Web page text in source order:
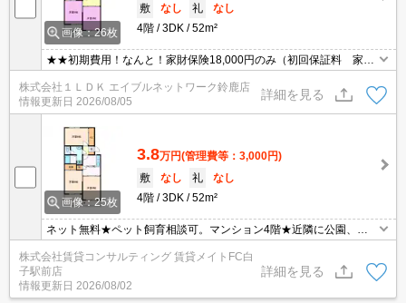
画像：26枚
敷
なし 礼
なし
4階
3DK 52m²
★★初期費用！なんと！家財保険18,000円のみ（初回保証料 家主
はグリーンの看板「エイブル」まで☆
株式会社１ＬＤＫ エイブルネットワーク鈴鹿店
情報更新日 2026/08/05
詳細を見る
画像：25枚
3.8万円(管理費等：3,000円)
敷
なし 礼
なし
4階
3DK 52m²
ネット無料★ペット飼育相談可。マンション4階★近隣に公園、コ
株式会社賃貸コンサルティング 賃貸メイトFC白
子駅前店
情報更新日 2026/08/02
詳細を見る